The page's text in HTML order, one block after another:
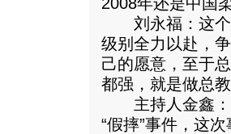
刘永福：这个
级别全力以赴，
己的愿意，至于
都强，就是做总
主持人金鑫：
“假摔”事件，这